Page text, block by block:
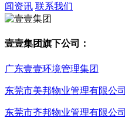
闻资讯 联系我们
壹壹集团旗下公司：
广东壹壹环境管理集团
东莞市美邦物业管理有限公司
东莞市齐邦物业管理有限公司